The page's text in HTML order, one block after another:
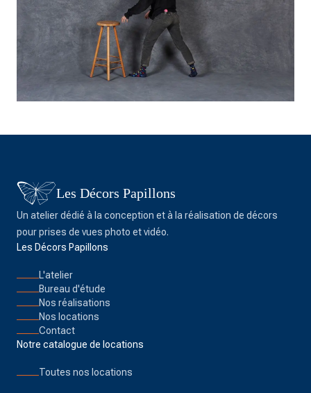
Les Décors Papillons
Un atelier dédié à la conception et à la réalisation de décors
pour prises de vues photo et vidéo.
Les Décors Papillons
L'atelier
Bureau d'étude
Nos réalisations
Nos locations
Contact
Notre catalogue de locations
Toutes nos locations